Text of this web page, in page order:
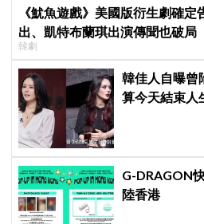
《魷魚遊戲》美國版衍生劇確
出、凱特布蘭琪出演傳聞也破局
韓劇
韓佳人自曝曾
算今天結束人
G-DRAGON
陸香港